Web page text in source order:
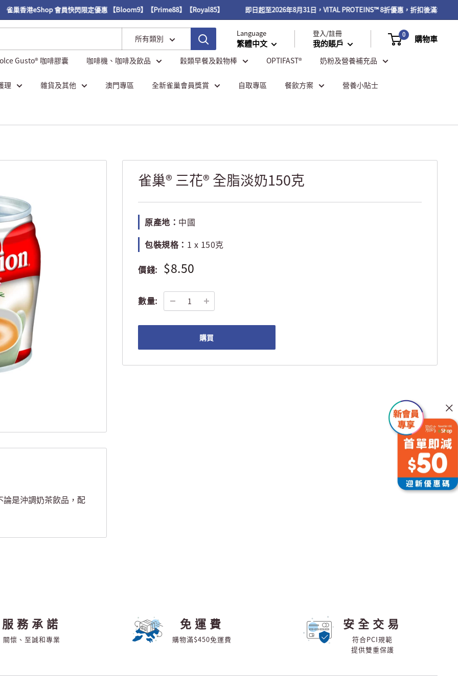
巢香港eShop 會員快閃限定優惠 【Bloom9】【Prime88】【Royal85】 即日起至2026年8月31日，VITAL PROTEINS™ 8折優惠，折扣後滿$500再
所有類別
Language
繁體中文
登入/註冊
我的賬戶
0 購物車
Gusto® 咖啡膠囊 咖啡機、咖啡及飲品 穀類早餐及穀物棒 OPTIFAST® 奶粉及營養補充品
理 雜貨及其他 澳門專區 全新雀巢會員獎賞 自取專區 餐飲方案 營養小貼士
雀巢® 三花® 全脂淡奶150克
原產地： 中國
包裝規格： 1 x 150克
價錢: $8.50
數量:
購買
是沖調奶茶飲品，配
服務承諾
關懷、至誠和專業
免運費
購物滿$450免運費
安全交易
符合PCI規範
提供雙重保護